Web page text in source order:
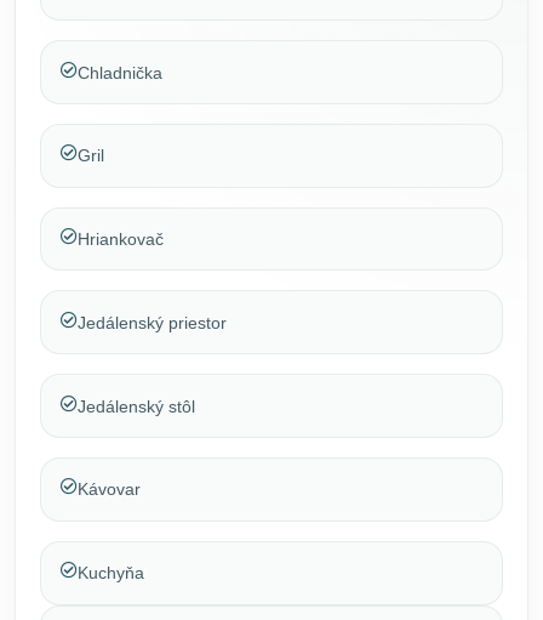
Chladnička
Gril
Hriankovač
Jedálenský priestor
Jedálenský stôl
Kávovar
Kuchyňa